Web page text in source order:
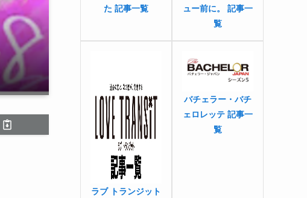
た 記事一覧
ュー前に。 記事一
覧
ラブ トランジット
バチェラー・バチ
ェロレッテ 記事一
覧